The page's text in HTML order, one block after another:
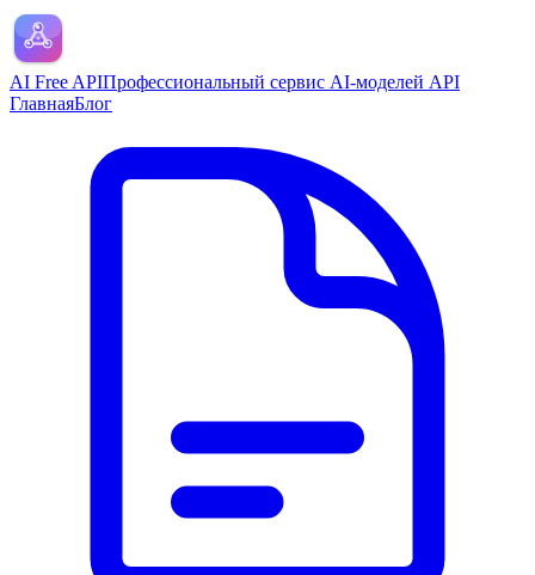
AI Free APIПрофессиональный сервис AI-моделей API
ГлавнаяБлог